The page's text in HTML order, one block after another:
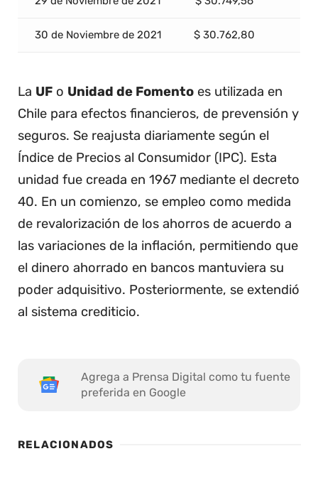
30 de Noviembre de 2021 $ 30.762,80
La UF o Unidad de Fomento es utilizada en
Chile para efectos financieros, de prevensión y
seguros. Se reajusta diariamente según el
Índice de Precios al Consumidor (IPC). Esta
unidad fue creada en 1967 mediante el decreto
40. En un comienzo, se empleo como medida
de revalorización de los ahorros de acuerdo a
las variaciones de la inflación, permitiendo que
el dinero ahorrado en bancos mantuviera su
poder adquisitivo. Posteriormente, se extendió
al sistema crediticio.
Agrega a Prensa Digital como tu fuente
preferida en Google
RELACIONADOS